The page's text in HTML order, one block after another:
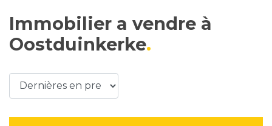
Immobilier a vendre à
Oostduinkerke